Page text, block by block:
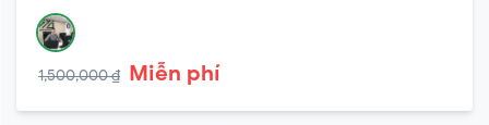
1,500,000 ₫ Miễn phí